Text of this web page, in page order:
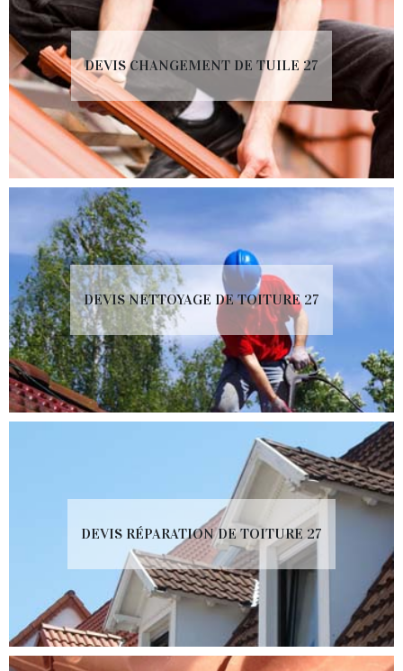
DEVIS CHANGEMENT DE TUILE 27
DEVIS NETTOYAGE DE TOITURE 27
DEVIS RÉPARATION DE TOITURE 27